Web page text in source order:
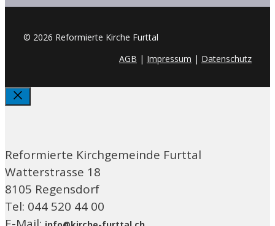
© 2026 Reformierte Kirche Furttal
AGB | Impressum | Datenschutz
Schliessen
Reformierte Kirchgemeinde Furttal
Watterstrasse 18
8105 Regensdorf
Tel: 044 520 44 00